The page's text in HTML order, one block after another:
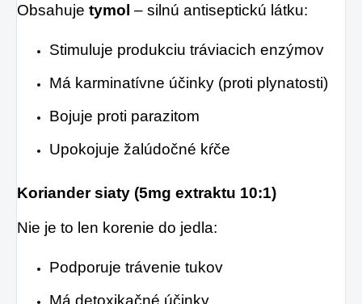
Obsahuje tymol – silnú antiseptickú látku:
Stimuluje produkciu tráviacich enzýmov
Má karminatívne účinky (proti plynatosti)
Bojuje proti parazitom
Upokojuje žalúdočné kŕče
Koriander siaty (5mg extraktu 10:1)
Nie je to len korenie do jedla:
Podporuje trávenie tukov
Má detoxikačné účinky